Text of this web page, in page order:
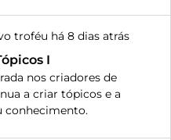
troféu há 8 dias atrás
I
nos criadores de
a criar tópicos e a
conhecimento.